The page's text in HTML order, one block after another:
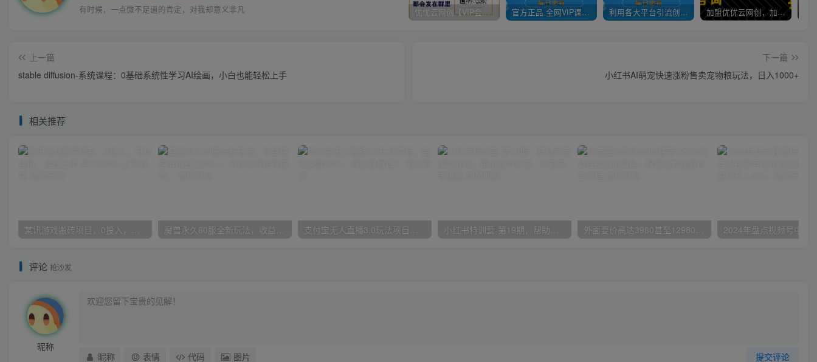
有时候，一点微不足道的肯定，对我却意义非凡 优优云网创【VIP会员专属交流群】 官方正品 全网VIP课程 无损下载~ 利用各大平台引流创业粉，做知识付费系统，卖会员，卖课程，实现日入几百几千 加盟优优云网创，加盟搭建同款知识付费资源网站，实现长期稳定被动收入~
上一篇
stable diffusion-系统课程：0基础系统性学习AI绘画，小白也能轻松上手
下一篇
小红书AI萌宠快速涨粉售卖宠物粮玩法，日入1000+
相关推荐
评论 抢沙发
昵称
提交评论
昵称 表情 代码 图片